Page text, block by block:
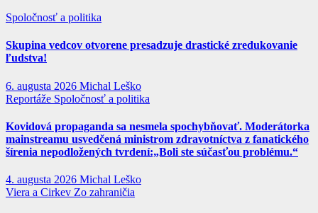
Spoločnosť a politika
Skupina vedcov otvorene presadzuje drastické zredukovanie
ľudstva!
6. augusta 2026 Michal Leško
Reportáže Spoločnosť a politika
Kovidová propaganda sa nesmela spochybňovať. Moderátorka
mainstreamu usvedčená ministrom zdravotníctva z fanatického
šírenia nepodložených tvrdení:„Boli ste súčasťou problému.“
4. augusta 2026 Michal Leško
Viera a Cirkev Zo zahraničia